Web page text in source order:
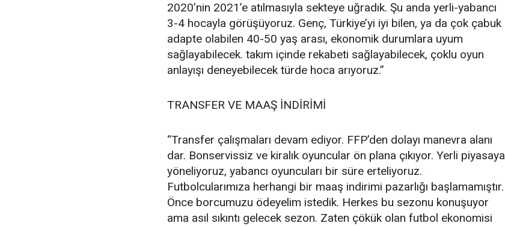
2020’nin 2021’e atılmasıyla sekteye uğradık. Şu anda yerli-yabancı
3-4 hocayla görüşüyoruz. Genç, Türkiye’yi iyi bilen, ya da çok çabuk
adapte olabilen 40-50 yaş arası, ekonomik durumlara uyum
sağlayabilecek. takım içinde rekabeti sağlayabilecek, çoklu oyun
anlayışı deneyebilecek türde hoca arıyoruz.”
TRANSFER VE MAAŞ İNDİRİMİ
“Transfer çalışmaları devam ediyor. FFP’den dolayı manevra alanı
dar. Bonservissiz ve kiralık oyuncular ön plana çıkıyor. Yerli piyasaya
yöneliyoruz, yabancı oyuncuları bir süre erteliyoruz.
Futbolcularımıza herhangi bir maaş indirimi pazarlığı başlamamıştır.
Önce borcumuzu ödeyelim istedik. Herkes bu sezonu konuşuyor
ama asıl sıkıntı gelecek sezon. Zaten çökük olan futbol ekonomisi